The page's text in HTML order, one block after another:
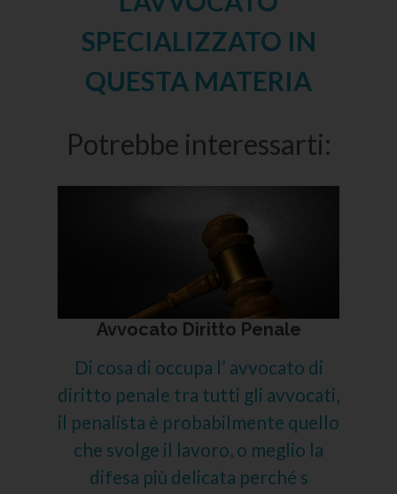
SPECIALIZZATO IN
QUESTA MATERIA
Potrebbe interessarti:
Avvocato Diritto Penale
Di cosa di occupa l’ avvocato di
diritto penale tra tutti gli avvocati,
il penalista è probabilmente quello
che svolge il lavoro, o meglio la
difesa più delicata perché s